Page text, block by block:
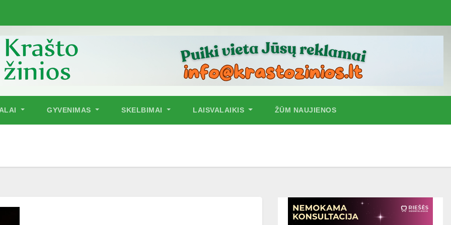
GYVENIMAS SKELBIMAI LAISVALAIKIS ŽŪM NAUJIENOS